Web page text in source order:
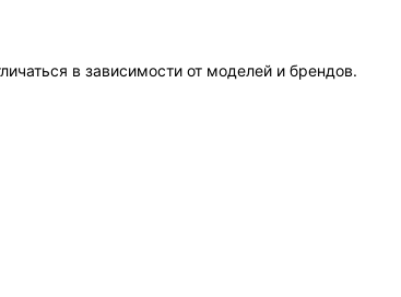
в зависимости от моделей и брендов.